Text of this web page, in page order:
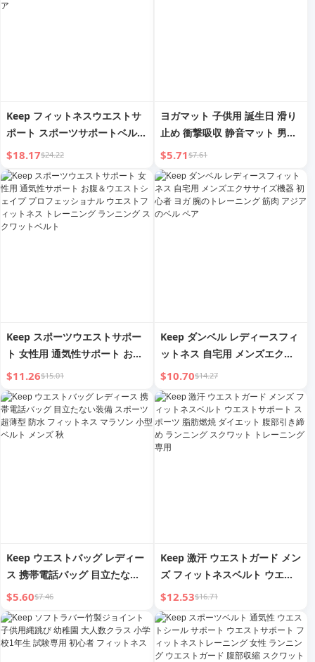
Keep フィットネスウエストサ
ポート スポーツサポートベルト
通気性 女性用 減量 脂肪燃焼 お
腹引き締め ウエストニッパー
ランニング トレーニング保護ギ
ア
$18.17$24.22
ヨガマット 子供用 誕生日 滑り
止め 衝撃吸収 静音マット 男性
向け 自宅用 厚手 エクササイズ
フィットネスマット 防音 健康
$5.71$7.61
Keep スポーツウエストサポー
ト 女性用 通気性サポート お腹
＆ウエストシェイプ プロフェッ
ショナル ウエストフィットネス
トレーニング ランニング スク
ワットベルト
$11.26$15.01
Keep ダンベル レディースフィ
ットネス 自宅用 メンズエクサ
サイズ機器 初心者 ヨガ 腕のト
レーニング 筋肉 アジアのベル
ペア
$10.70$14.27
Keep ウエストバッグ レディー
ス 携帯電話バッグ 目立たない
装備 スポーツ 超薄型 防水 フィ
ットネス マラソン 小型ベルト
メンズ 秋
$5.60$7.46
Keep 激汗 ウエストガード メン
ズ フィットネスベルト ウエス
トサポート スポーツ 脂肪燃焼
ダイエット 腹部引き締め ラン
ニング スクワット トレーニン
グ 専用
$12.53$16.71